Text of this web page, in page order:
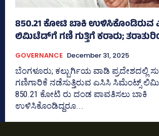
850.21 ಕೋಟಿ ಬಾಕಿ ಉಳಿಸಿಕೊಂಡಿರುವ
ಲಿಮಿಟೆಡ್‌ಗೆ ಗಣಿ ಗುತ್ತಿಗೆ ಕರಾರು;
GOVERNANCE December 31, 2025
ಬೆಂಗಳೂರು; ಕಲ್ಬುರ್ಗಿಯ ವಾಡಿ ಪ್ರದೇಶದಲ್ಲಿ
ಗಣಿಗಾರಿಕೆ ನಡೆಸುತ್ತಿರುವ ಎಸಿಸಿ ಸಿಮೆಂಟ್ಸ್‌
850.21 ಕೋಟಿ ರು ದಂಡ ಪಾವತಿಸಲು ಬಾಕಿ
ಉಳಿಸಿಕೊಂಡಿದ್ದರೂ...